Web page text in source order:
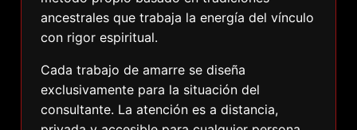
ancestrales que trabaja la energía del vínculo
con rigor espiritual.
Cada trabajo de amarre se diseña
exclusivamente para la situación del
consultante. La atención es a distancia,